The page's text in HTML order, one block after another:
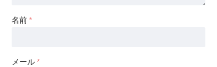
名前 *
メール *